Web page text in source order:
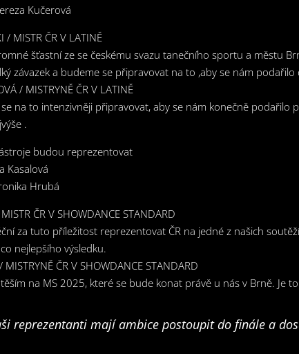
Kučerová
/ MISTR ČR V LATINĚ
šťastní ze se českému svazu tanečního sportu a městu
závazek a budeme se připravovat na to ,aby se nám
/ MISTRYNĚ ČR V LATINĚ
se na to intenzivněji připravovat, aby se nám konečně
.
budou reprezentovat
Kasalová
Hrubá
ČR V SHOWDANCE STANDARD
za tuto příležitost reprezentovat ČR na jedné z našich
nejlepšího výsledku.
MISTRYNĚ ČR V SHOWDANCE STANDARD
těším na MS 2025, které se bude konat právě u nás v Brně. Je
reprezentanti mají ambice postoupit do finále a